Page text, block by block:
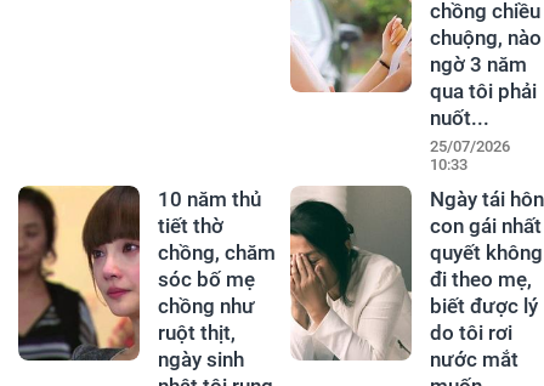
chồng chiều
chuộng, nào
ngờ 3 năm
qua tôi phải
nuốt...
25/07/2026
10:33
10 năm thủ
tiết thờ
chồng, chăm
sóc bố mẹ
chồng như
ruột thịt,
ngày sinh
Ngày tái
con gái nhất
quyết không
đi theo mẹ,
biết được lý
do tôi rơi
nước mắt